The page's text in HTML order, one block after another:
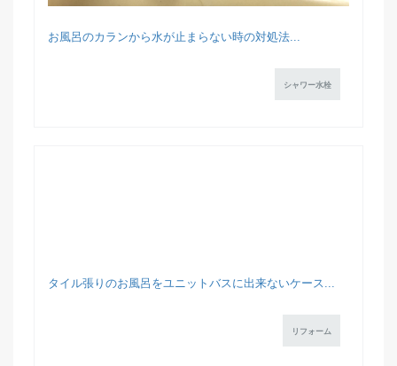
お風呂のカランから水が止まらない時の対処法...
シャワー水栓
タイル張りのお風呂をユニットバスに出来ないケース...
リフォーム